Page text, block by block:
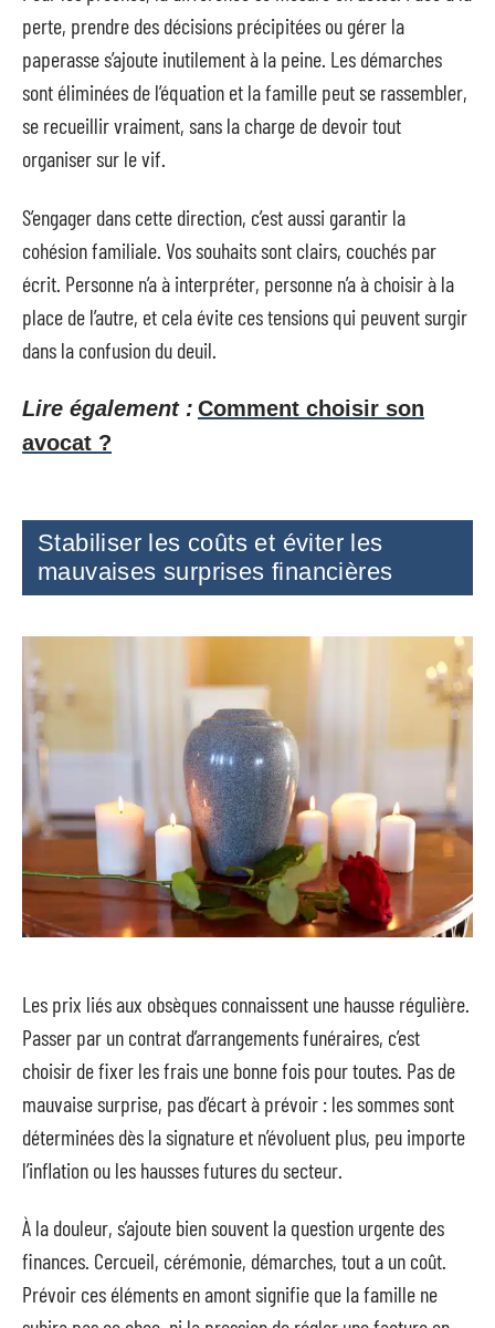
perte, prendre des décisions précipitées ou gérer la
paperasse s’ajoute inutilement à la peine. Les démarches
sont éliminées de l’équation et la famille peut se rassembler,
se recueillir vraiment, sans la charge de devoir tout
organiser sur le vif.
S’engager dans cette direction, c’est aussi garantir la
cohésion familiale. Vos souhaits sont clairs, couchés par
écrit. Personne n’a à interpréter, personne n’a à choisir à la
place de l’autre, et cela évite ces tensions qui peuvent surgir
dans la confusion du deuil.
Lire également : Comment choisir son
avocat ?
Stabiliser les coûts et éviter les
mauvaises surprises financières
Les prix liés aux obsèques connaissent une hausse régulière.
Passer par un contrat d’arrangements funéraires, c’est
choisir de fixer les frais une bonne fois pour toutes. Pas de
mauvaise surprise, pas d’écart à prévoir : les sommes sont
déterminées dès la signature et n’évoluent plus, peu importe
l’inflation ou les hausses futures du secteur.
À la douleur, s’ajoute bien souvent la question urgente des
finances. Cercueil, cérémonie, démarches, tout a un coût.
Prévoir ces éléments en amont signifie que la famille ne